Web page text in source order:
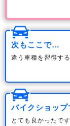
次もここで…
違う車種を習得す
バイクショッ
とても良かったで